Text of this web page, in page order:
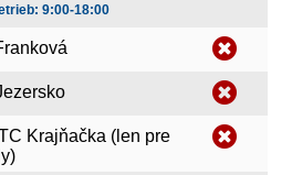
9:00-18:00
Krajňačka (len pre